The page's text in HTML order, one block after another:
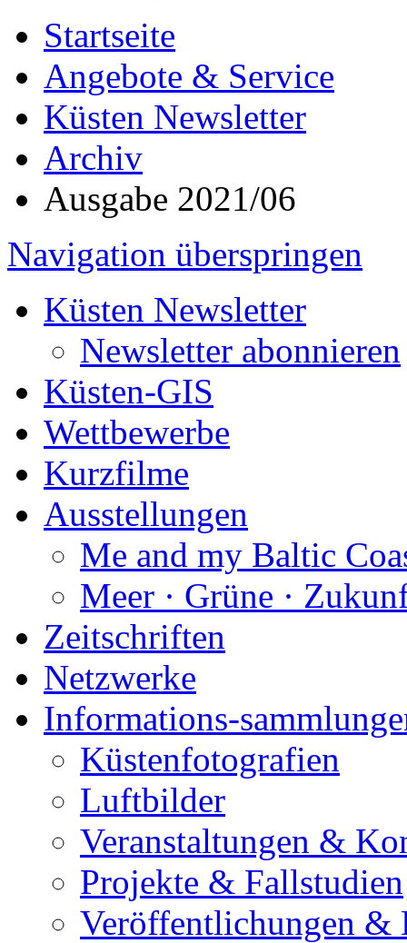
Startseite
Angebote & Service
Küsten Newsletter
Archiv
Ausgabe 2021/06
Navigation überspringen
Küsten Newsletter
Newsletter abonnieren
Küsten-GIS
Wettbewerbe
Kurzfilme
Ausstellungen
Me and my Baltic
Meer · Grüne ·
Zeitschriften
Netzwerke
Informations-
Küstenfotografien
Luftbilder
Veranstaltungen &
Projekte & Fallstudien
Veröffentlichungen &